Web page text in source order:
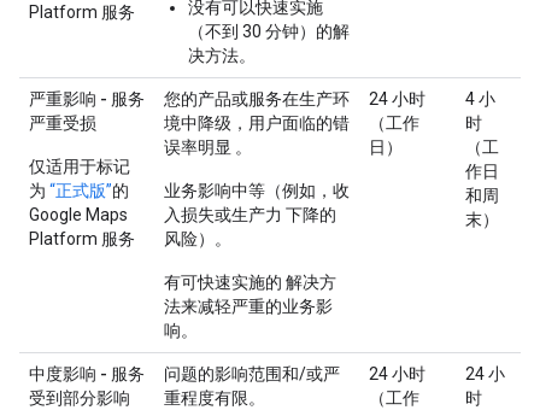
Platform 服务
没有可以快速实施
（不到 30 分钟）的解
决方法。
严重影响 - 服务
严重受损
仅适用于标记
为 “正式版”的
Google Maps
Platform 服务
您的产品或服务在生产环
境中降级，用户面临的错
误率明显 。
业务影响中等（例如，收
入损失或生产力 下降的
风险）。
有可快速实施的 解决方
法来减轻严重的业务影
响。
24 小时
（工作
日）
4 小
时
（工
作日
和周
末）
中度影响 - 服务
受到部分影响
问题的影响范围和/或严
重程度有限。
24 小时
（工作
24 小
时